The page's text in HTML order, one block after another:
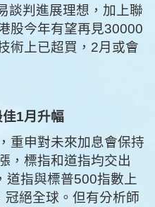
談判進展理想，加上聯
股今年有望再見30000
術上已超買，2月或會
1月升幅
重申對未來加息會保持
，標指和道指均交出
道指與標普500指數上
絕全球。但有分析師